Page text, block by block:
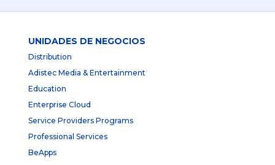
UNIDADES DE NEGOCIOS
Distribution
Adistec Media & Entertainment
Education
Enterprise Cloud
Service Providers Programs
Professional Services
BeApps